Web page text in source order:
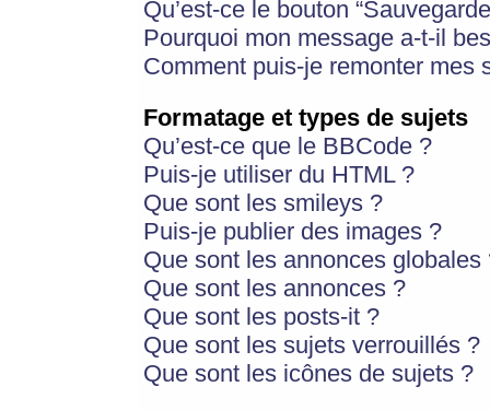
Qu’est-ce le bouton
Pourquoi mon message a-t-il
Comment puis-je remonter mes
Formatage et types de sujets
Qu’est-ce que le BBCode ?
Puis-je utiliser du HTML ?
Que sont les smileys ?
Puis-je publier des images ?
Que sont les annonces globales
Que sont les annonces ?
Que sont les posts-it ?
Que sont les sujets verrouillés ?
Que sont les icônes de sujets ?